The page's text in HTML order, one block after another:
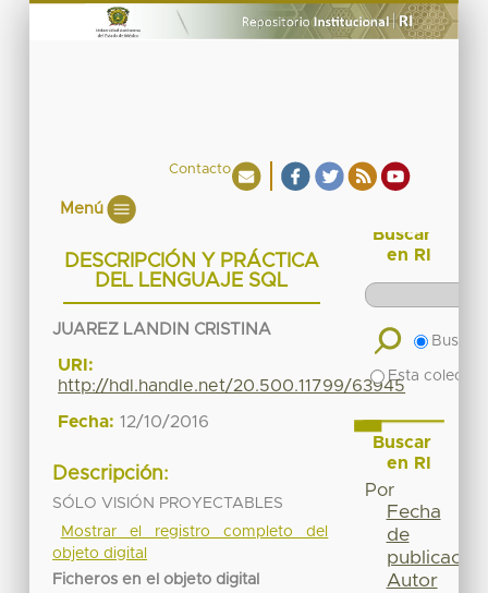
Contacto
Menú
DESCRIPCIÓN Y PRÁCTICA
DEL LENGUAJE SQL
JUAREZ LANDIN CRISTINA
URI:
http://hdl.handle.net/20.500.11799/63945
Fecha: 12/10/2016
Descripción:
SÓLO VISIÓN PROYECTABLES
Mostrar el registro completo del
objeto digital
Ficheros en el objeto digital
Buscar
en RI
Buscar
Esta
Buscar
en RI
Por
Fecha
de
publicación
Autor